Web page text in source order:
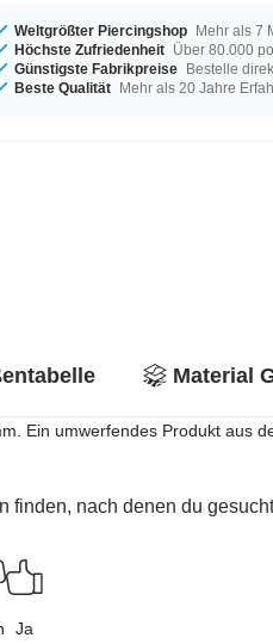
Weltgrößter Piercingshop Mehr als 7
Höchste Zufriedenheit Über 80.000
Günstigste Fabrikpreise Bestelle
Beste Qualität Mehr als 20 Jahre
Material
Ein umwerfendes Produkt aus
finden, nach denen du
Ja